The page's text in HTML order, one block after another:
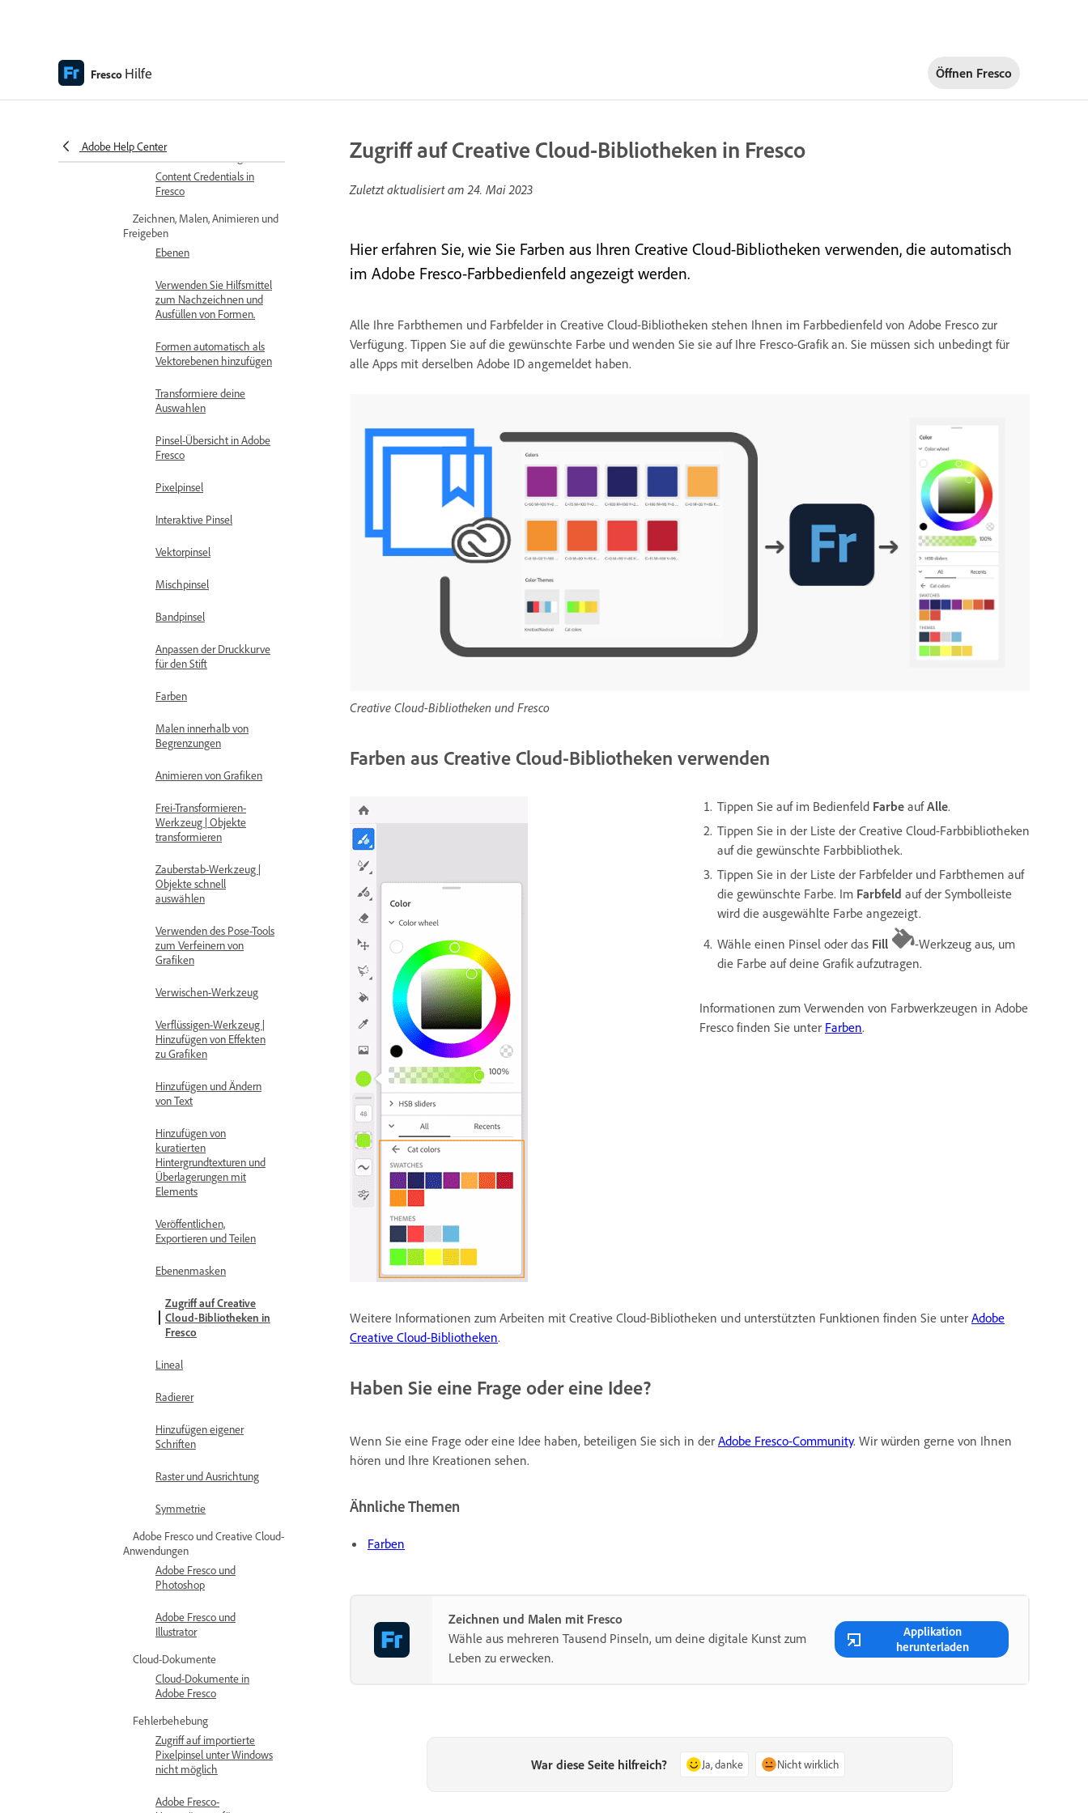
Fresco Hilfe Öffnen Fresco
Adobe Help Center
auf iPad-, iPhone- und
Authentizität des Inhalts (in
Festlandchina nicht verfügbar)
Content Credentials in
Fresco
Zeichnen, Malen, Animieren und
Freigeben
Ebenen
Verwenden Sie Hilfsmittel
zum Nachzeichnen und
Ausfüllen von Formen.
Formen automatisch als
Vektorebenen hinzufügen
Transformiere deine
Auswahlen
Pinsel-Übersicht in Adobe
Fresco
Pixelpinsel
Interaktive Pinsel
Vektorpinsel
Mischpinsel
Bandpinsel
Anpassen der Druckkurve
für den Stift
Farben
Malen innerhalb von
Begrenzungen
Animieren von Grafiken
Frei-Transformieren-
Werkzeug | Objekte
transformieren
Zauberstab-Werkzeug |
Objekte schnell
auswählen
Verwenden des Pose-Tools
zum Verfeinern von
Grafiken
Verwischen-Werkzeug
Verflüssigen-Werkzeug |
Hinzufügen von Effekten
zu Grafiken
Hinzufügen und Ändern
von Text
Hinzufügen von
kuratierten
Hintergrundtexturen und
Überlagerungen mit
Elements
Veröffentlichen,
Exportieren und Teilen
Ebenenmasken
Zugriff auf Creative
Cloud-Bibliotheken in
Fresco
Lineal
Radierer
Hinzufügen eigener
Schriften
Raster und Ausrichtung
Symmetrie
Adobe Fresco und Creative Cloud-
Anwendungen
Adobe Fresco und
Photoshop
Adobe Fresco und
Illustrator
Cloud-Dokumente
Cloud-Dokumente in
Adobe Fresco
Fehlerbehebung
Zugriff auf importierte
Pixelpinsel unter Windows
nicht möglich
Adobe Fresco-
Zugriff auf Creative Cloud-Bibliotheken in Fresco
Zuletzt aktualisiert am24. Mai 2023
Hier erfahren Sie, wie Sie Farben aus Ihren Creative Cloud-Bibliotheken verwenden, die automatisch
im Adobe Fresco-Farbbedienfeld angezeigt werden.
Alle Ihre Farbthemen und Farbfelder in Creative Cloud-Bibliotheken stehen Ihnen im Farbbedienfeld von Adobe Fresco zur
Verfügung. Tippen Sie auf die gewünschte Farbe und wenden Sie sie auf Ihre Fresco-Grafik an. Sie müssen sich unbedingt für
alle Apps mit derselben Adobe ID angemeldet haben.
Creative Cloud-Bibliotheken und Fresco
Farben aus Creative Cloud-Bibliotheken verwenden
Tippen Sie auf im Bedienfeld Farbe aufAlle.
Tippen Sie in der Liste der Creative Cloud-Farbbibliotheken
auf die gewünschte Farbbibliothek.
Tippen Sie in der Liste der Farbfelder und Farbthemen auf
die gewünschte Farbe. Im Farbfeld auf der Symbolleiste
wird die ausgewählte Farbe angezeigt.
Wähle einen Pinsel oder das Fill
-Werkzeug aus, um
die Farbe auf deine Grafik aufzutragen.
Informationen zum Verwenden von Farbwerkzeugen in Adobe
Fresco finden Sie unter Farben.
Weitere Informationen zum Arbeiten mit Creative Cloud-Bibliotheken und unterstützten Funktionen finden Sie unter Adobe
Creative Cloud-Bibliotheken.
Haben Sie eine Frage oder eine Idee?
Wenn Sie eine Frage oder eine Idee haben, beteiligen Sie sich in der Adobe Fresco-Community. Wir würden gerne von Ihnen
hören und Ihre Kreationen sehen.
Ähnliche Themen
Farben
Zeichnen und Malen mit Fresco
Wähle aus mehreren Tausend Pinseln, um deine digitale Kunst zum
Leben zu erwecken.
Applikation
herunterladen
War diese Seite hilfreich? Ja, danke Nicht wirklich